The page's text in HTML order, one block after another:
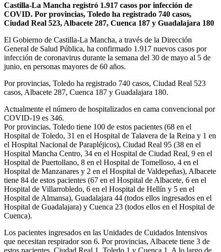
Castilla-La Mancha registró 1.917 casos por infección de
COVID. Por provincias, Toledo ha registrado 740 casos,
Ciudad Real 523, Albacete 287, Cuenca 187 y Guadalajara 180
El Gobierno de Castilla-La Mancha, a través de la Dirección
General de Salud Pública, ha confirmado 1.917 nuevos casos por
infección de coronavirus durante la semana del 30 de mayo al 5 de
junio, en personas mayores de 60 años.
Por provincias, Toledo ha registrado 740 casos, Ciudad Real 523
casos, Albacete 287, Cuenca 187 y Guadalajara 180.
Actualmente el número de hospitalizados en cama convencional por
COVID-19 es 346.
Por provincias, Toledo tiene 100 de estos pacientes (68 en el
Hospital de Toledo, 31 en el Hospital de Talavera de la Reina y 1 en
el Hospital Nacional de Parapléjicos), Ciudad Real 95 (38 en el
Hospital Mancha Centro, 34 en el Hospital de Ciudad Real, 9 en el
Hospital de Puertollano, 8 en el Hospital de Tomelloso, 4 en el
Hospital de Manzanares y 2 en el Hospital de Valdepeñas), Albacete
tiene 84 de estos pacientes (67 en el Hospital de Albacete, 6 en el
Hospital de Villarrobledo, 6 en el Hospital de Hellín y 5 en el
Hospital de Almansa), Guadalajara 44 (todos ellos ingresados en el
Hospital de Guadalajara) y Cuenca 23 (todos ellos en el Hospital de
Cuenca).
Los pacientes ingresados en las Unidades de Cuidados Intensivos
que necesitan respirador son 6. Por provincias, Albacete tiene 3 de
estos pacientes, Ciudad Real 1, Toledo 1 y Cuenca 1. A lo largo de